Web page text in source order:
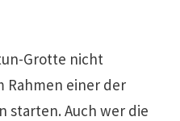
Grotte nicht
Rahmen einer der
starten. Auch wer die